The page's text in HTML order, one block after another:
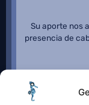
Su aporte nos
presencia de